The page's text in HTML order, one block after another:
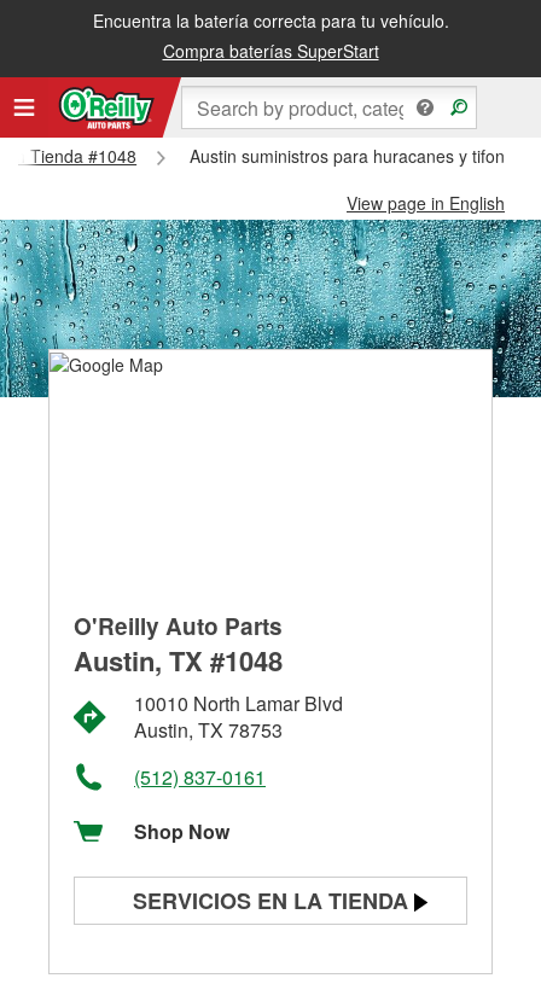
Encuentra la batería correcta para tu vehículo.
Compra baterías SuperStart
Tienda #1048
Austin suministros para huracanes y tifones
View page in English
O'Reilly Auto Parts
Austin, TX #1048
10010 North Lamar Blvd
Austin, TX 78753
(512) 837-0161
Shop Now
SERVICIOS EN LA TIENDA